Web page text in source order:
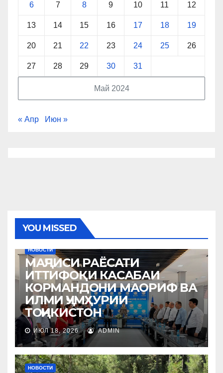
Май 2024
6 7 8 9 10 11 12
13 14 15 16 17 18 19
20 21 22 23 24 25 26
27 28 29 30 31
« Апр Июн »
YOU MISSED
НОВОСТИ
МАҶЛИСИ РАЁСАТИ
ИТТИФОҚИ КАСАБАИ
КОРМАНДОНИ МАОРИФ ВА
ИЛМИ ҶУМҲУРИИ
ТОҶИКИСТОН
ИЮЛ 18, 2026 ADMIN
НОВОСТИ